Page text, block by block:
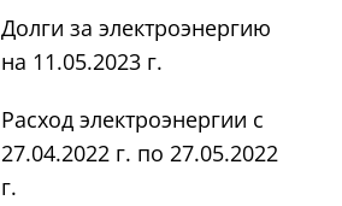
Долги за электроэнергию
на 11.05.2023 г.
Расход электроэнергии с
27.04.2022 г. по 27.05.2022
г.